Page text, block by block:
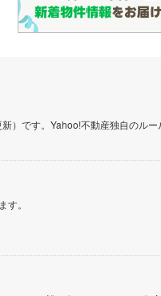
）です。Yahoo!不動産独自のルー
。